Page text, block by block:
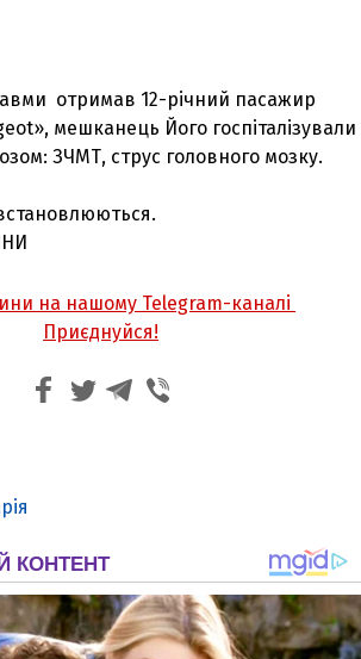
отримав 12-річний пасажир
мешканець Його госпіталізували
ЗЧМТ, струс головного мозку.
на нашому Telegram-каналі
Приєднуйся!